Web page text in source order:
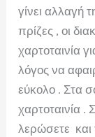
γίνει αλλαγή
πρίζες , οι
χαρτοταινία
λόγος να
εύκολο . Στα
χαρτοταινία .
λερώσετε και